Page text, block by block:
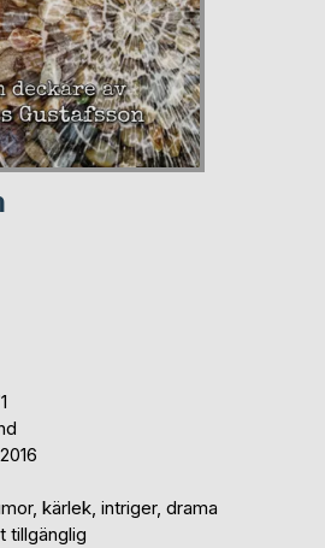
kärlek, intriger, drama
tillgänglig